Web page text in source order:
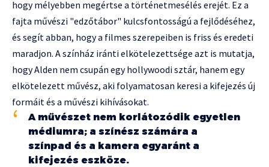
hogy mélyebben megértse a történetmesélés erejét. Ez a
fajta művészi "edzőtábor" kulcsfontosságú a fejlődéséhez,
és segít abban, hogy a filmes szerepeiben is friss és eredeti
maradjon. A színház iránti elkötelezettsége azt is mutatja,
hogy Alden nem csupán egy hollywoodi sztár, hanem egy
elkötelezett művész, aki folyamatosan keresi a kifejezés új
formáit és a művészi kihívásokat.
A művészet nem korlátozódik egyetlen
médiumra; a színész számára a
színpad és a kamera egyaránt a
kifejezés eszköze.